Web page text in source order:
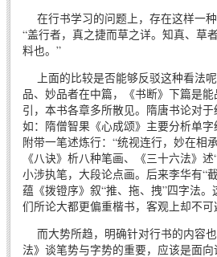
在行书学习的问题上，存在这样一
“盖行者，真之捷而草之详。知真、草
料也。”
上面的比较是否能够反驳这种看法
品、妙品者在中篇，《书断》下篇是
引，本书各章多所散见。隋唐书论对
如：隋僧智果《心成颂》主要分析单
附带一笔述炼行：“统视连行，妙在相
《八诀》析八种笔画、《三十六法》
小涉执笔，大段论点画。后来李华有“
蕴《拨镫序》叙“推、拖、拽”四字法
们所论大都更偏重楷书，客观上却不
而大势所趋，明确针对行书的内容
法》谈笔势与字势的重要，应该是面